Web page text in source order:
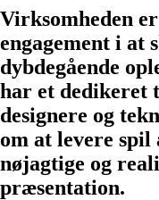
Virksomheden
engagement i at
dybdegående
har et dedikeret
designere og
om at levere
nøjagtige og
præsentation.